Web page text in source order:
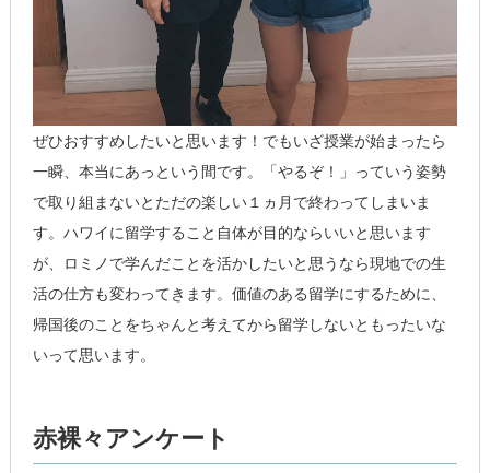
ぜひおすすめしたいと思います！でもいざ授業が始まったら
一瞬、本当にあっという間です。「やるぞ！」っていう姿勢
で取り組まないとただの楽しい１ヵ月で終わってしまいま
す。ハワイに留学すること自体が目的ならいいと思います
が、ロミノで学んだことを活かしたいと思うなら現地での生
活の仕方も変わってきます。価値のある留学にするために、
帰国後のことをちゃんと考えてから留学しないともったいな
いって思います。
赤裸々アンケート